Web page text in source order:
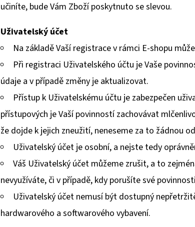
učiníte, bude Vám Zboží poskytnuto se slevou.
Uživatelský účet
Na základě Vaší registrace v rámci E-shopu
Při registraci Uživatelského účtu je Vaše
údaje a v případě změny je aktualizovat.
Přístup k Uživatelskému účtu je zabezpečen
přístupových je Vaší povinností zachovávat
že dojde k jejich zneužití, neneseme za to žádnou
Uživatelský účet je osobní, a nejste tedy
Váš Uživatelský účet můžeme zrušit, a to
nevyužíváte, či v případě, kdy porušíte své
Uživatelský účet nemusí být dostupný
hardwarového a softwarového vybavení.